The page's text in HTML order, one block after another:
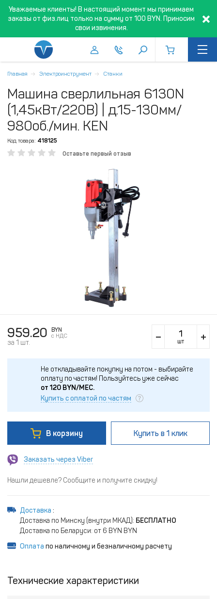
Уважаемые клиенты! В настоящий момент мы принимаем
заказы от физ.лиц только на сумму от 100 BYN. Приносим
свои извинения.
Главная Электроинструмент Станки
Машина сверлильная 6130N
(1,45кВт/220В) | д.15-130мм/
980об./мин. KEN
Код товара: 418125
Оставьте первый отзыв
959.20
BYN
c НДС
за 1 шт. шт
Не откладывайте покупку на потом - выбирайте
оплату по частям! Пользуйтесь уже сейчас
от 120 BYN/МЕС.
Купить с оплатой по частям
В корзину Купить в 1 клик
Заказать через Viber
Нашли дешевле? Сообщите и получите скидку!
Доставка :
Доставка по Минску (внутри МКАД): БЕСПЛАТНО
Доставка по Беларуси: от 6 BYN BYN
Оплата по наличному и безналичному расчету
Технические характеристики